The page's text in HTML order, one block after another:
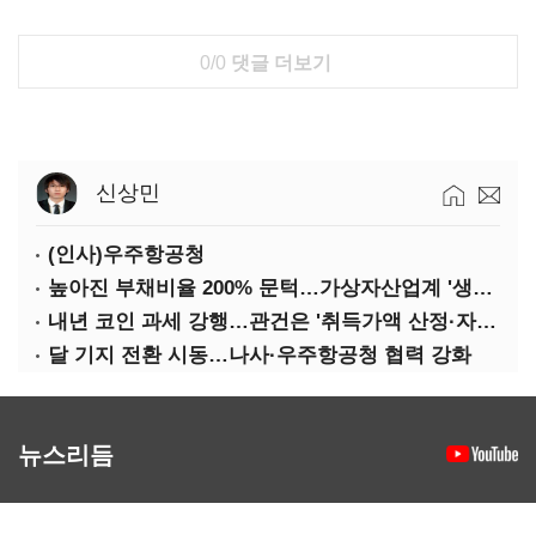
0/0 댓글 더보기
신상민
(인사)우주항공청
높아진 부채비율 200% 문턱…가상자산업계 '생존 시험대'
내년 코인 과세 강행…관건은 '취득가액 산정·자산 이동'
달 기지 전환 시동…나사·우주항공청 협력 강화
뉴스리듬